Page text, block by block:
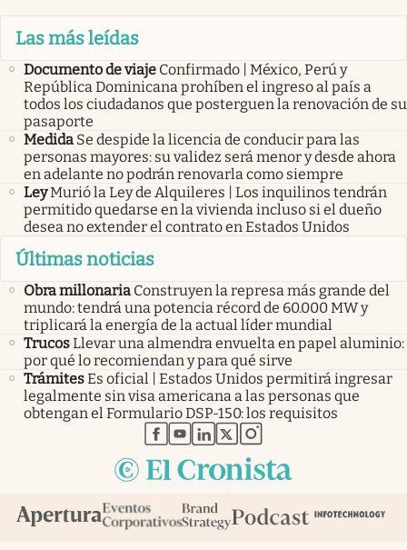
Las más leídas
Documento de viaje Confirmado | México, Perú y
República Dominicana prohíben el ingreso al país a
todos los ciudadanos que posterguen la renovación de su
pasaporte
Medida Se despide la licencia de conducir para las
personas mayores: su validez será menor y desde ahora
en adelante no podrán renovarla como siempre
LeyMurió la Ley de Alquileres | Los inquilinos tendrán
permitido quedarse en la vivienda incluso si el dueño
desea no extender el contrato en Estados Unidos
Últimas noticias
Obra millonaria Construyen la represa más grande del
mundo: tendrá una potencia récord de 60.000 MW y
triplicará la energía de la actual líder mundial
TrucosLlevar una almendra envuelta en papel aluminio:
por qué lo recomiendan y para qué sirve
TrámitesEs oficial | Estados Unidos permitirá ingresar
legalmente sin visa americana a las personas que
obtengan el Formulario DSP-150: los requisitos
abre en nueva pestaña
abre en nueva pestaña
abre en nueva pestaña
abre en nueva pestaña
abre en nueva pestaña